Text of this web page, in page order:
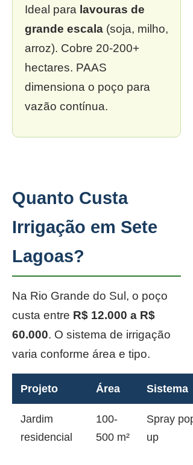
Ideal para lavouras de
grande escala (soja, milho,
arroz). Cobre 20-200+
hectares. PAAS
dimensiona o poço para
vazão contínua.
Quanto Custa
Irrigação em Sete
Lagoas?
Na Rio Grande do Sul, o poço
custa entre R$ 12.000 a R$
60.000. O sistema de irrigação
varia conforme área e tipo.
Projeto Área Sistema
Jardim
residencial
100-
500 m²
Spray pop-
up